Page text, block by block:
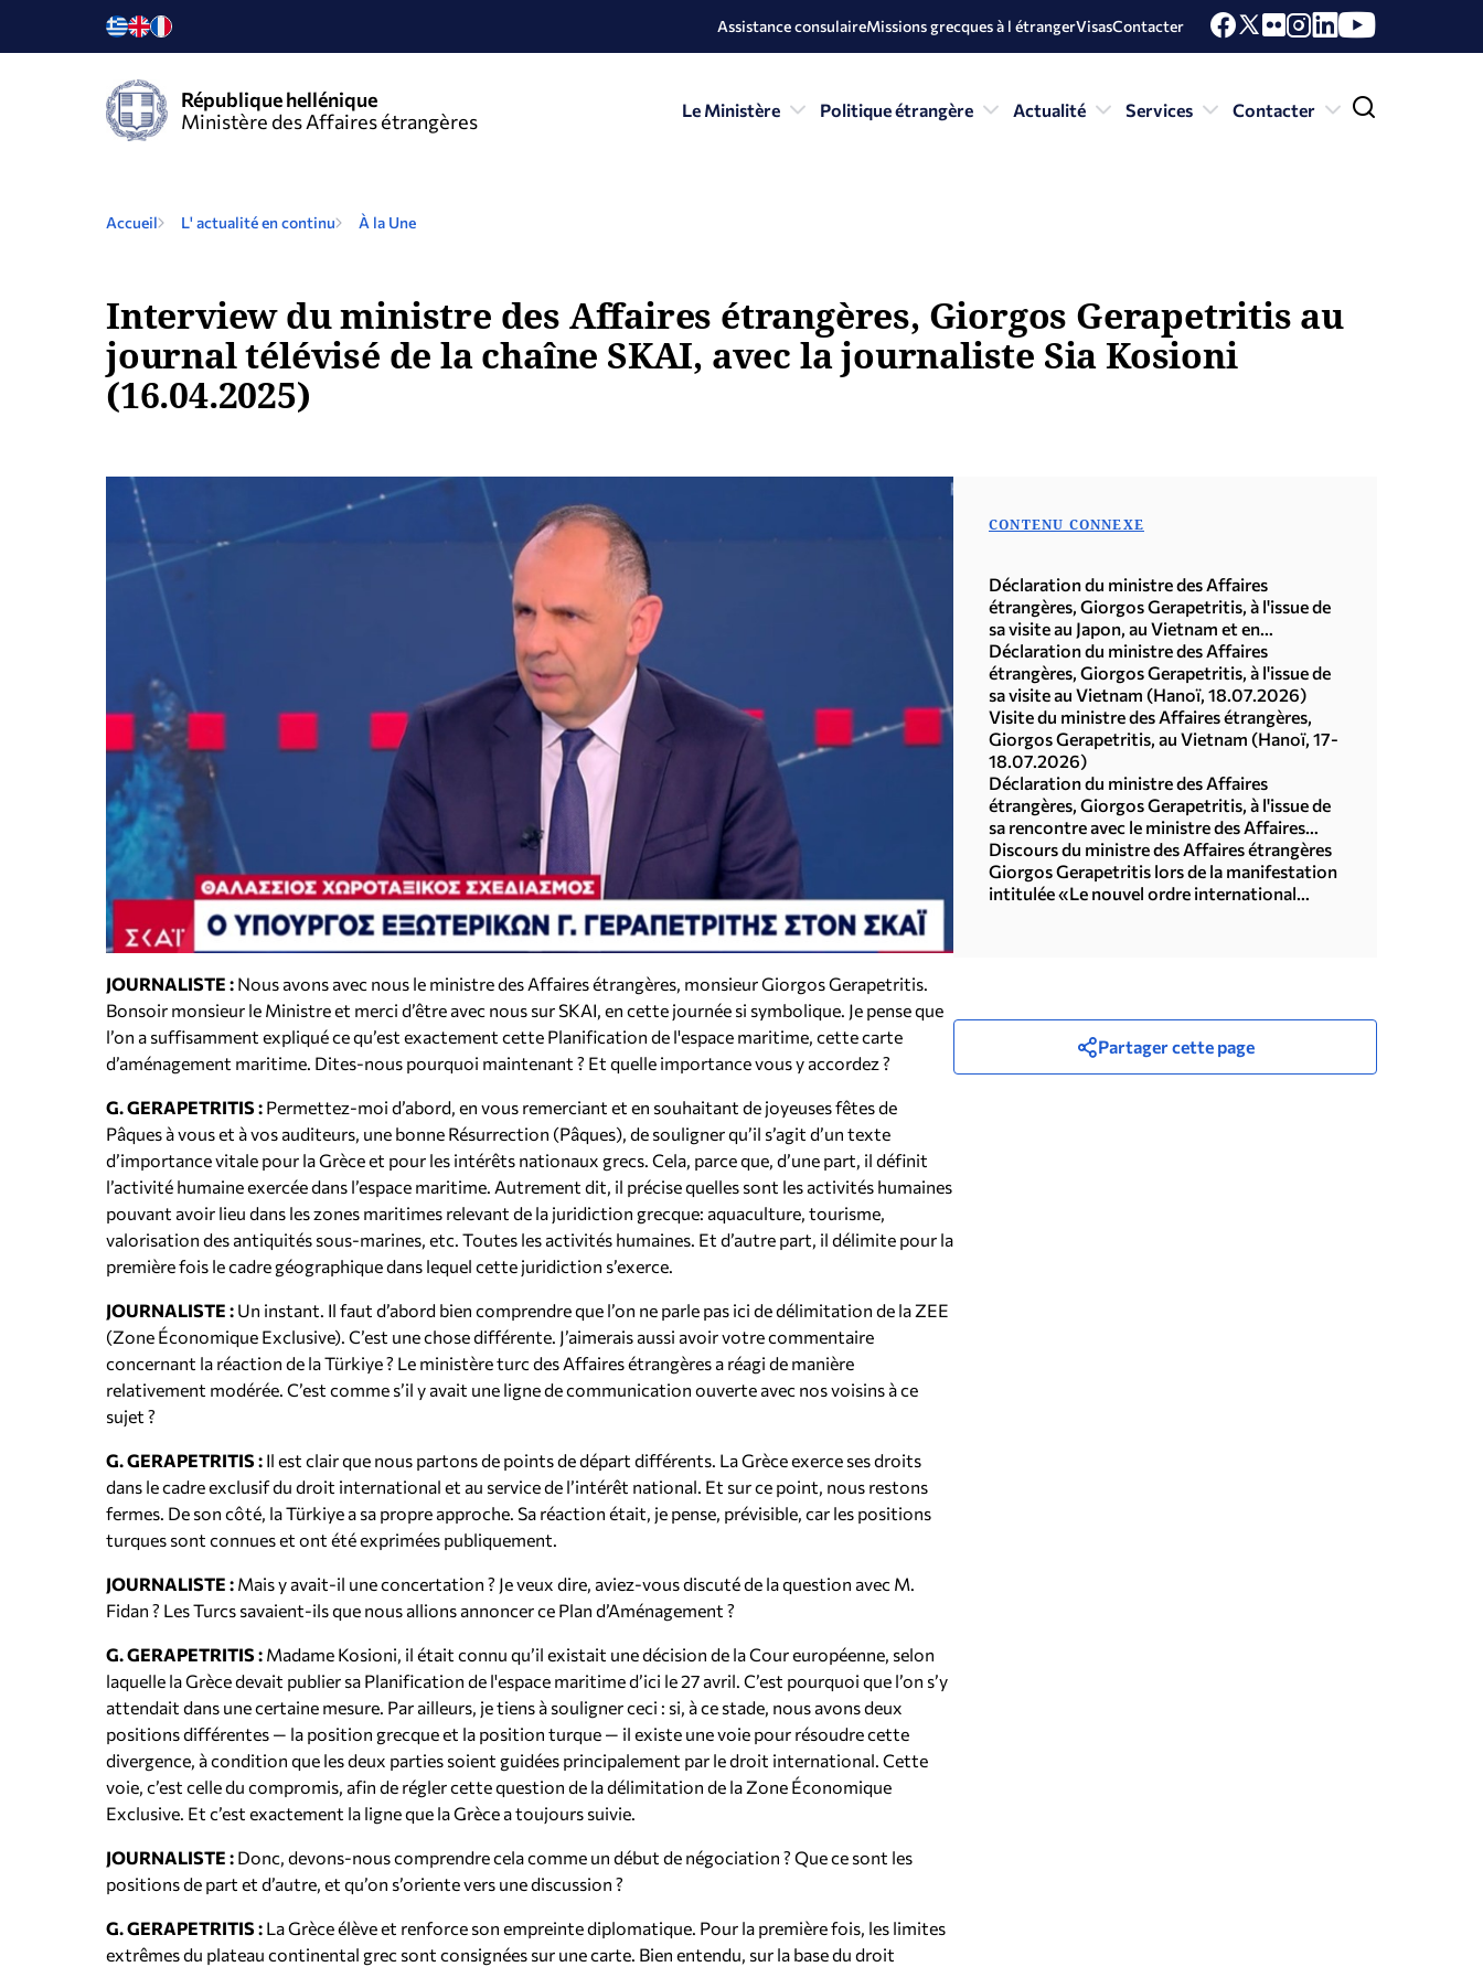
Assistance consulaireMissions grecques à l étrangerVisasContacter
République hellénique
Ministère des Affaires étrangères
Le Ministère Politique étrangère Actualité Services Contacter
Accueil L' actualité en continu À la Une
Interview du ministre des Affaires étrangères, Giorgos Gerapetritis au
journal télévisé de la chaîne SKAI, avec la journaliste Sia Kosioni
(16.04.2025)
JOURNALISTE : Nous avons avec nous le ministre des Affaires étrangères, monsieur Giorgos Gerapetritis.
Bonsoir monsieur le Ministre et merci d’être avec nous sur SKAI, en cette journée si symbolique. Je pense que
l’on a suffisamment expliqué ce qu’est exactement cette Planification de l'espace maritime, cette carte
d’aménagement maritime. Dites-nous pourquoi maintenant ? Et quelle importance vous y accordez ?
G. GERAPETRITIS : Permettez-moi d’abord, en vous remerciant et en souhaitant de joyeuses fêtes de
Pâques à vous et à vos auditeurs, une bonne Résurrection (Pâques), de souligner qu’il s’agit d’un texte
d’importance vitale pour la Grèce et pour les intérêts nationaux grecs. Cela, parce que, d’une part, il définit
l’activité humaine exercée dans l’espace maritime. Autrement dit, il précise quelles sont les activités humaines
pouvant avoir lieu dans les zones maritimes relevant de la juridiction grecque: aquaculture, tourisme,
valorisation des antiquités sous-marines, etc. Toutes les activités humaines. Et d’autre part, il délimite pour la
première fois le cadre géographique dans lequel cette juridiction s’exerce.
JOURNALISTE : Un instant. Il faut d’abord bien comprendre que l’on ne parle pas ici de délimitation de la ZEE
(Zone Économique Exclusive). C’est une chose différente. J’aimerais aussi avoir votre commentaire
concernant la réaction de la Türkiye ? Le ministère turc des Affaires étrangères a réagi de manière
relativement modérée. C’est comme s’il y avait une ligne de communication ouverte avec nos voisins à ce
sujet ?
G. GERAPETRITIS : Il est clair que nous partons de points de départ différents. La Grèce exerce ses droits
dans le cadre exclusif du droit international et au service de l’intérêt national. Et sur ce point, nous restons
fermes. De son côté, la Türkiye a sa propre approche. Sa réaction était, je pense, prévisible, car les positions
turques sont connues et ont été exprimées publiquement.
JOURNALISTE : Mais y avait-il une concertation ? Je veux dire, aviez-vous discuté de la question avec M.
Fidan ? Les Turcs savaient-ils que nous allions annoncer ce Plan d’Aménagement ?
G. GERAPETRITIS : Madame Kosioni, il était connu qu’il existait une décision de la Cour européenne, selon
laquelle la Grèce devait publier sa Planification de l'espace maritime d’ici le 27 avril. C’est pourquoi que l’on s’y
attendait dans une certaine mesure. Par ailleurs, je tiens à souligner ceci : si, à ce stade, nous avons deux
positions différentes — la position grecque et la position turque — il existe une voie pour résoudre cette
divergence, à condition que les deux parties soient guidées principalement par le droit international. Cette
voie, c’est celle du compromis, afin de régler cette question de la délimitation de la Zone Économique
Exclusive. Et c’est exactement la ligne que la Grèce a toujours suivie.
JOURNALISTE : Donc, devons-nous comprendre cela comme un début de négociation ? Que ce sont les
positions de part et d’autre, et qu’on s’oriente vers une discussion ?
G. GERAPETRITIS : La Grèce élève et renforce son empreinte diplomatique. Pour la première fois, les limites
extrêmes du plateau continental grec sont consignées sur une carte. Bien entendu, sur la base du droit
CONTENU CONNEXE
Déclaration du ministre des Affaires
étrangères, Giorgos Gerapetritis, à l'issue de
sa visite au Japon, au Vietnam et en
République de Corée (Séoul, 21.07.2026)
Déclaration du ministre des Affaires
étrangères, Giorgos Gerapetritis, à l'issue de
sa visite au Vietnam (Hanoï, 18.07.2026)
Visite du ministre des Affaires étrangères,
Giorgos Gerapetritis, au Vietnam (Hanoï, 17-
18.07.2026)
Déclaration du ministre des Affaires
étrangères, Giorgos Gerapetritis, à l'issue de
sa rencontre avec le ministre des Affaires
étrangères du Japon, Toshimitsu Motegi
(Tokyo, 16.07.2026)
Discours du ministre des Affaires étrangères
Giorgos Gerapetritis lors de la manifestation
intitulée «Le nouvel ordre international
Partager cette page